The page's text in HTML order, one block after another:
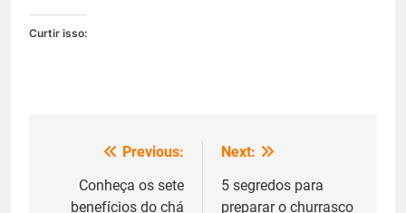
Curtir isso:
Navegação
Previous:
Conheça os sete
benefícios do chá
Next:
5 segredos para
preparar o churrasco